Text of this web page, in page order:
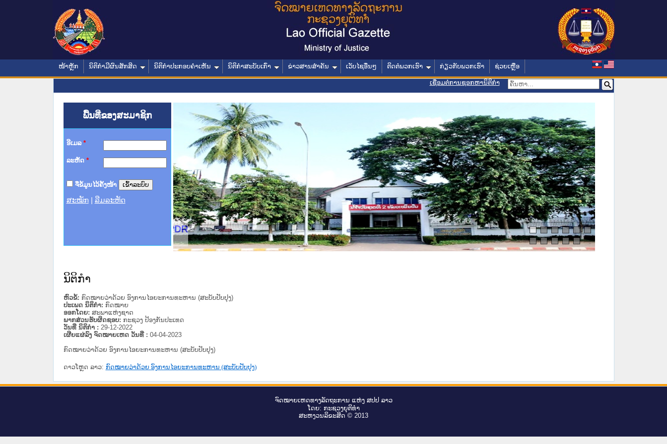
ໜ້າຫຼັກ ນິຕິກໍາມີຜົນສັກສິດ ນິຕິກໍາປະກອບຄໍາເຫັນ ນິຕິກໍາສະບັບເກົ່າ ຂ່າວສານສໍາຄັນ ເວັບໄຊອື່ນໆ ຕິດຕໍ່ພວກເຮົາ ກ່ຽວກັບພວກເຮົາ ຊ່ວຍເຫຼືອ
ເຊື່ອມຕໍ່ການຊອກຫານິຕິກຳ
ພື້ນທີ່ຂອງສະມາຊິກ
ອີເມລ *
ລະຫັດ *
ຈື່ຂໍ້ມູນໄວ້ຄັ້ງໜ້າ
ສະໝັກ ລືມລະຫັດ
ານສະພາປະຊາຊົນ ພາກເໜືອ
ທາງລັດຖະການ
ສຳລັບ ພາກກາງ
ສຳລັບ ພາກໃຕ້
ວິທະຍາຄານຕຳຫຼວດປະຊາຊົນ
ວິທະຍາຄານສັນຕິບານປະຊາຊົນ
າຍເຫດທາງລັດຖະການໃຫ້ຜູ້ປະສານງານ
ຂັ້ນແຂວງພາກເໜືອ
ານສະພາປະຊາຊົນ ພາກກາງ
ນິຕິກໍາ
ຫົວຂໍ້: ກົດໝາຍວ່າດ້ວຍ ອົງການໄອຍະການທະຫານ (ສະບັບປັບປຸງ)
ປະເພດ ນິຕິກໍາ: ກົດໝາຍ
ອອກໂດຍ: ສະພາແຫ່ງຊາດ
ພາກສ່ວນຮັບຜິດຊອບ: ກະຊວງ ປ້ອງກັນປະເທດ
ວັນທີ່ ນິຕິກໍາ : 29-12-2022
ເຜີຍແຜ່ລົງ ຈົດໝາຍເຫດ ວັນທີ່ : 04-04-2023
ກົດໝາຍວ່າດ້ວຍ ອົງການໄອຍະການທະຫານ (ສະບັບປັບປຸງ)
ດາວໂຫຼດ ລາວ: ກົດໝາຍວ່າດ້ວຍ ອົງການໄອຍະການທະຫານ (ສະບັບປັບປຸງ)
ຈົດ​ໝາຍ​ເຫດ​ທາງ​ລັດ​ຖະ​ການ ແຫ່ງ ສ​ປ​ປ ລາວ
ໂດຍ: ກະ​ຊວງຍຸ​ຕິ​ທຳ
ສະ​ຫງວນ​ລິ​ຂະ​ສິດ © 2013